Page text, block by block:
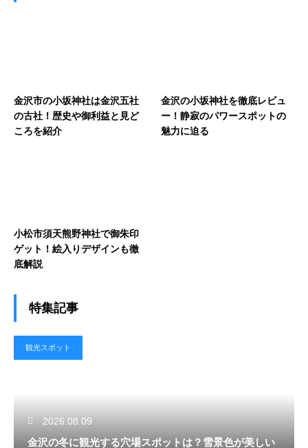
金沢市の小坂神社は金沢五社
の古社！歴史や御利益と見ど
ころを紹介
金沢の小坂神社を徹底レビュ
ー！静寂のパワースポットの
魅力に迫る
小松市須天熊野神社で御朱印
ゲット！絵入りデザインも徹
底解説
特集記事
観光スポット
2026.08.09
金沢の冬に観光する穴場スポットは？雪景色が美しい